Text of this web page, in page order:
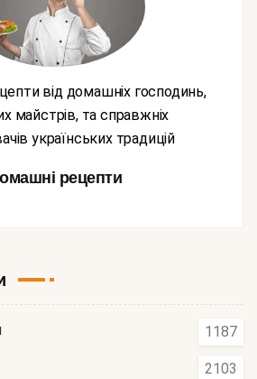
майстрів, та справжніх
українських традицій
рецепти
1187
2103